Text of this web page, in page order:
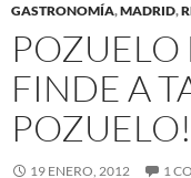
GASTRONOMÍA,MADRID,
POZUELO
FINDE A
POZUELO!
19 ENERO, 2012 1